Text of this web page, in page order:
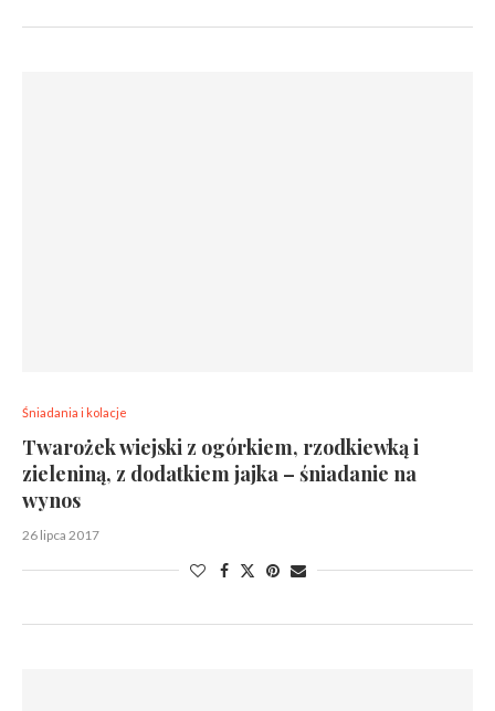
Śniadania i kolacje
Twarożek wiejski z ogórkiem, rzodkiewką i
zieleniną, z dodatkiem jajka – śniadanie na
wynos
26 lipca 2017